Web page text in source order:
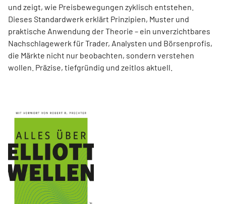
und zeigt, wie Preisbewegungen zyklisch entstehen.
Dieses Standardwerk erklärt Prinzipien, Muster und
praktische Anwendung der Theorie – ein unverzichtbares
Nachschlagewerk für Trader, Analysten und Börsenprofis,
die Märkte nicht nur beobachten, sondern verstehen
wollen. Präzise, tiefgründig und zeitlos aktuell.